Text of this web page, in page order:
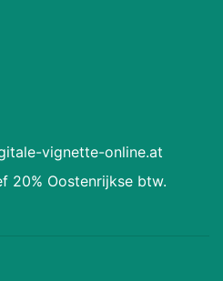
vignette-online.at
20% Oostenrijkse btw.